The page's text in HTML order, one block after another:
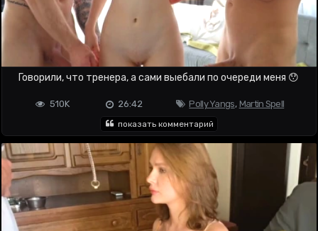
Говорили, что тренера, а сами выебали по очереди меня 😯
Polly Yangs, Martin Spell
26:42
510K
показать комментарий